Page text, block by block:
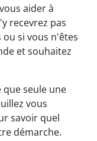
aider à
recevrez pas
si vous n'êtes
et souhaitez
que seule une
vous
savoir quel
démarche.